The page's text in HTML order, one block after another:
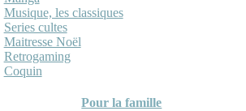
Musique, les classiques
Series cultes
Maitresse Noël
Retrogaming
Coquin
Pour la famille